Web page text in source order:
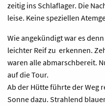
zeitig ins Schlaflager. Die
leise. Keine speziellen
Wie angekündigt war es
leichter Reif zu erkennen.
waren alle abmarschbereit.
auf die Tour.
Ab der Hütte führte der Weg
Sonne dazu. Strahlend